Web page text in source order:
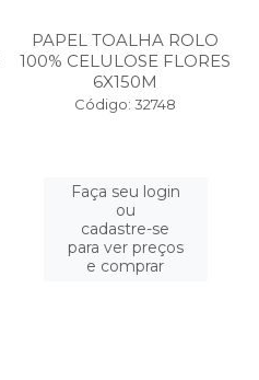
PAPEL TOALHA ROLO
100% CELULOSE FLORES
6X150M
Código: 32748
Faça seu login
ou
cadastre-se
para ver preços
e comprar